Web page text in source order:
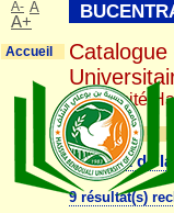
Résultat de
9 résultat(s)
Université
A- A
A+
Accueil